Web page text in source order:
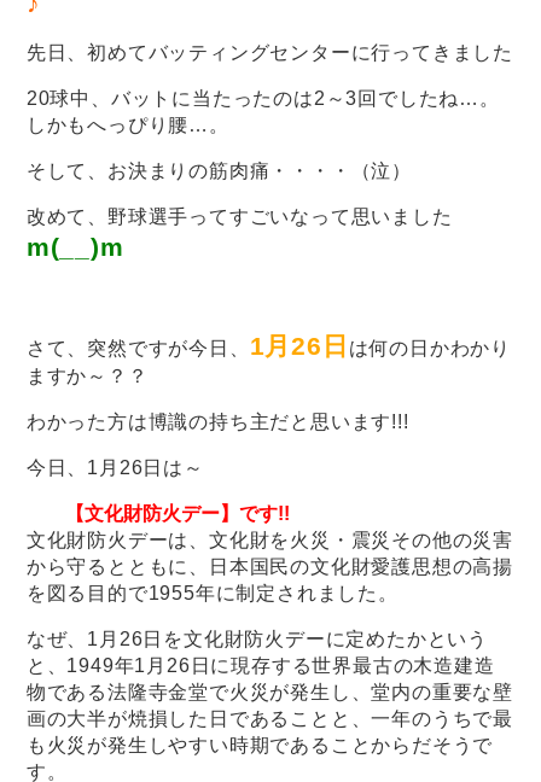
先日、初めてバッティングセンターに行ってきました
20球中、バットに当たったのは2～3回でしたね…。
しかもへっぴり腰…。
そして、お決まりの筋肉痛・・・・（泣）
改めて、野球選手ってすごいなって思いました
m(__)m
さて、突然ですが今日、 1月26日 は何の日かわかり
ますか～？？
わかった方は博識の持ち主だと思います!!!
今日、1月26日は～
【文化財防火デー】です!!
文化財防火デーは、文化財を火災・震災その他の災害
から守るとともに、日本国民の文化財愛護思想の高揚
を図る目的で1955年に制定されました。
なぜ、1月26日を文化財防火デーに定めたかという
と、1949年1月26日に現存する世界最古の木造建造
物である法隆寺金堂で火災が発生し、堂内の重要な壁
画の大半が焼損した日であることと、一年のうちで最
も火災が発生しやすい時期であることからだそうで
す。